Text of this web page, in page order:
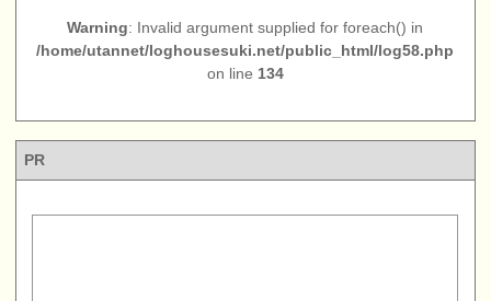
Warning: Invalid argument supplied for foreach() in
/home/utannet/loghousesuki.net/public_html/log58.php
on line 134
PR